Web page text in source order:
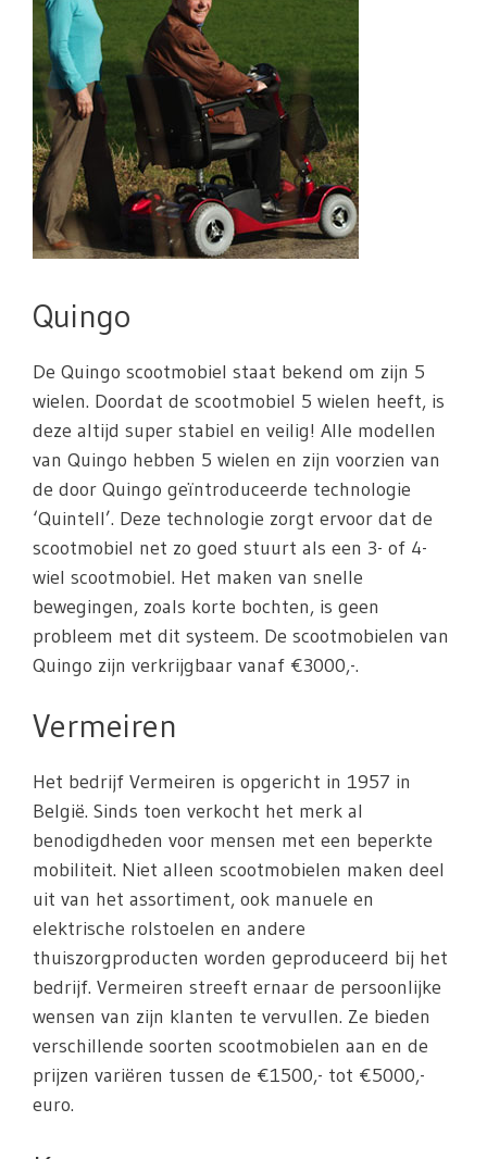
Quingo
De Quingo scootmobiel staat bekend om zijn 5
wielen. Doordat de scootmobiel 5 wielen heeft, is
deze altijd super stabiel en veilig! Alle modellen
van Quingo hebben 5 wielen en zijn voorzien van
de door Quingo geïntroduceerde technologie
‘Quintell’. Deze technologie zorgt ervoor dat de
scootmobiel net zo goed stuurt als een 3- of 4-
wiel scootmobiel. Het maken van snelle
bewegingen, zoals korte bochten, is geen
probleem met dit systeem. De scootmobielen van
Quingo zijn verkrijgbaar vanaf €3000,-.
Vermeiren
Het bedrijf Vermeiren is opgericht in 1957 in
België. Sinds toen verkocht het merk al
benodigdheden voor mensen met een beperkte
mobiliteit. Niet alleen scootmobielen maken deel
uit van het assortiment, ook manuele en
elektrische rolstoelen en andere
thuiszorgproducten worden geproduceerd bij het
bedrijf. Vermeiren streeft ernaar de persoonlijke
wensen van zijn klanten te vervullen. Ze bieden
verschillende soorten scootmobielen aan en de
prijzen variëren tussen de €1500,- tot €5000,-
euro.